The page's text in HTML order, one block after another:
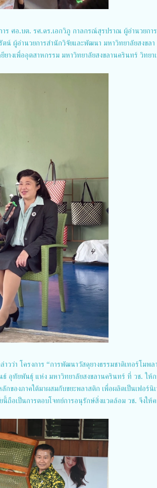
าร ศอ.บต. รศ.ดร.เอกวิภู กาลกรณ์สุรปราณ ผู้อำนวยการ
น์ ผู้อำนวยการสำนักวิจัยและพัฒนา มหาวิทยาลัยสงขลา
งเพื่ออุตสาหกรรม มหาวิทยาลัยสงขลานครินทร์ วิทยา
วว่า โครงการ “การพัฒนาวัสดุยางธรรมชาติเทอร์โมพล
อุทัยพันธุ์ แห่ง มหาวิทยาลัยสงขลานครินทร์ ที่ วช. ให้ก
กของภาคใต้มาผสมกับขยะพลาสติก เพื่อผลิตเป็นเฟอร์นิ
ถือเป็นการตอบโจทย์การอนุรักษ์สิ่งแวดล้อม วช. จึงให้